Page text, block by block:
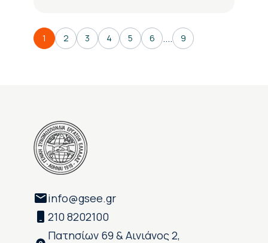
1 2 3 4 5 6 .... 9
info@gsee.gr
210 8202100
Πατησίων 69 & Αινιάνος 2,